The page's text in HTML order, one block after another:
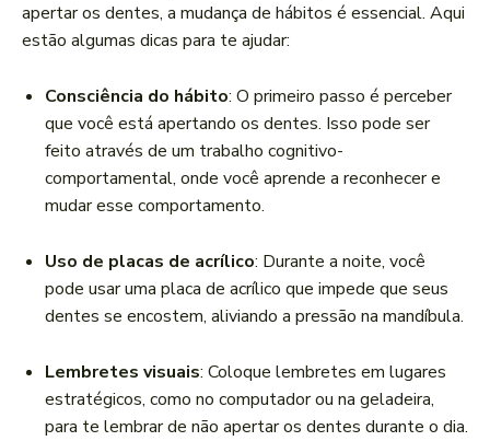
apertar os dentes, a mudança de hábitos é essencial. Aqui
estão algumas dicas para te ajudar:
Consciência do hábito: O primeiro passo é perceber
que você está apertando os dentes. Isso pode ser
feito através de um trabalho cognitivo-
comportamental, onde você aprende a reconhecer e
mudar esse comportamento.
Uso de placas de acrílico: Durante a noite, você
pode usar uma placa de acrílico que impede que seus
dentes se encostem, aliviando a pressão na mandíbula.
Lembretes visuais: Coloque lembretes em lugares
estratégicos, como no computador ou na geladeira,
para te lembrar de não apertar os dentes durante o dia.